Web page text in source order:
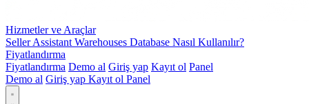
Hizmetler ve Araçlar
Seller Assistant Warehouses Database Nasıl Kullanılır?
Fiyatlandırma
Fiyatlandırma Demo al Giriş yap Kayıt ol Panel
Demo al Giriş yap Kayıt ol Panel